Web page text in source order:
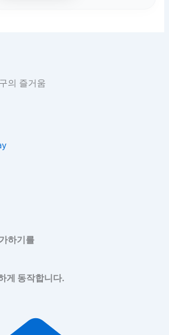
의 즐거움
하기를
게 동작합니다.